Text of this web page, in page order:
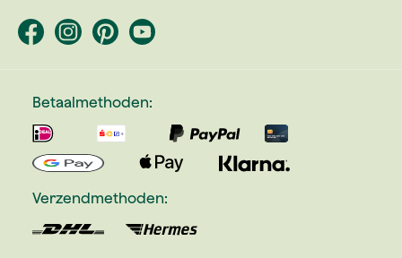
Betaalmethoden:
Verzendmethoden: